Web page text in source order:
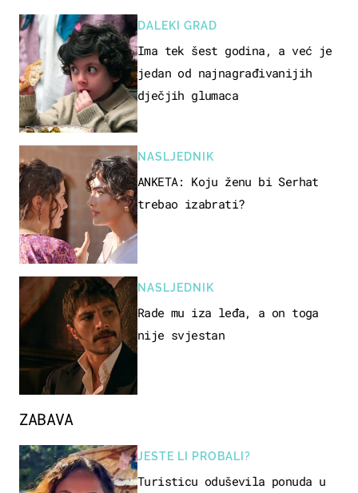
ZABAVA
JESTE LI PROBALI?
Turisticu oduševila ponuda u
DALEKI GRAD
Ima tek šest godina, a već je
jedan od najnagrađivanijih
dječjih glumaca
NASLJEDNIK
ANKETA: Koju ženu bi Serhat
trebao izabrati?
NASLJEDNIK
Rade mu iza leđa, a on toga
nije svjestan